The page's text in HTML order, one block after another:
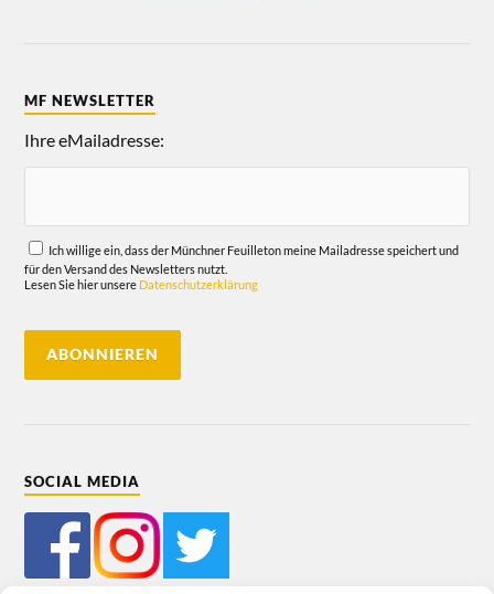
MF NEWSLETTER
Ihre eMailadresse:
Ich willige ein, dass der Münchner Feuilleton meine Mailadresse speichert und
für den Versand des Newsletters nutzt.
Lesen Sie hier unsere Datenschutzerklärung
SOCIAL MEDIA